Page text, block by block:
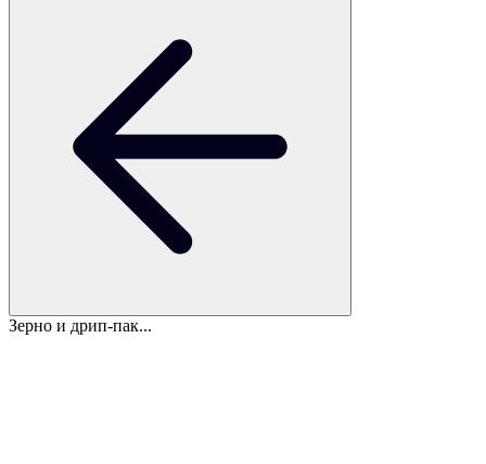
Зерно и дрип-пак...